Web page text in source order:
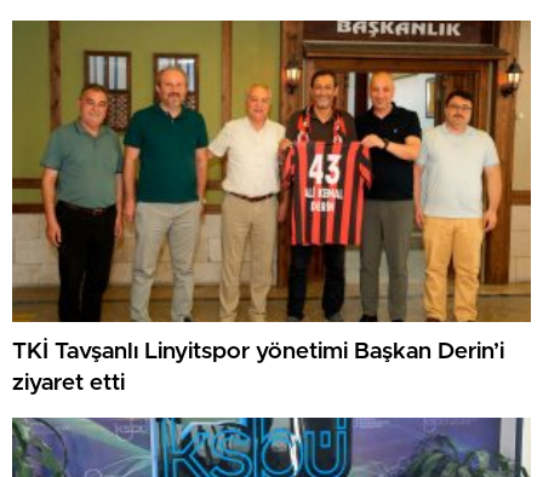
TKİ Tavşanlı Linyitspor yönetimi Başkan Derin’i
ziyaret etti